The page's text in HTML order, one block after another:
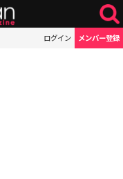
ログイン メンバー登録